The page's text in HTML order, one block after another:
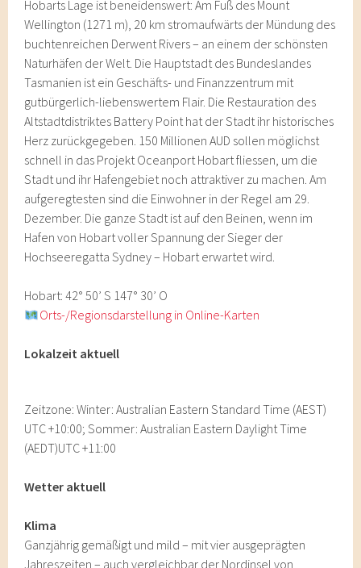
Hobarts Lage ist beneidenswert: Am Fuß des Mount
Wellington (1271 m), 20 km stromaufwärts der Mündung des
buchtenreichen Derwent Rivers – an einem der schönsten
Naturhäfen der Welt. Die Hauptstadt des Bundeslandes
Tasmanien ist ein Geschäfts- und Finanzzentrum mit
gutbürgerlich-liebenswertem Flair. Die Restauration des
Altstadtdistriktes Battery Point hat der Stadt ihr historisches
Herz zurückgegeben. 150 Millionen AUD sollen möglichst
schnell in das Projekt Oceanport Hobart fliessen, um die
Stadt und ihr Hafengebiet noch attraktiver zu machen. Am
aufgeregtesten sind die Einwohner in der Regel am 29.
Dezember. Die ganze Stadt ist auf den Beinen, wenn im
Hafen von Hobart voller Spannung der Sieger der
Hochseeregatta Sydney – Hobart erwartet wird.
Hobart: 42° 50’ S 147° 30’ O
Orts-/Regionsdarstellung in Online-Karten
Lokalzeit aktuell
Zeitzone: Winter: Australian Eastern Standard Time (AEST)
UTC +10:00; Sommer: Australian Eastern Daylight Time
(AEDT)UTC +11:00
Wetter aktuell
Klima
Ganzjährig gemäßigt und mild – mit vier ausgeprägten
Jahreszeiten – auch vergleichbar der Nordinsel von